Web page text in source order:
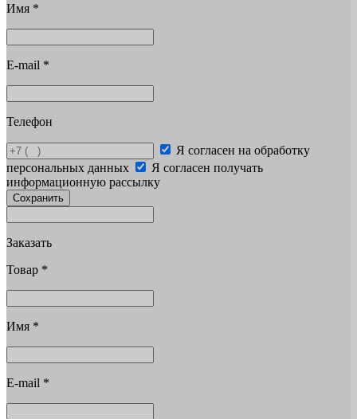
Имя *
E-mail *
Телефон
Я согласен на обработку
персональных данных
Я согласен получать
информационную рассылку
Сохранить
Заказать
Товар *
Имя *
E-mail *